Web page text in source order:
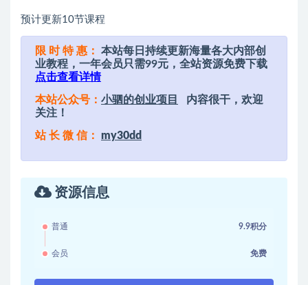
预计更新10节课程
限 时 特 惠：
本站每日持续更新海量各大内部创
业教程，一年会员只需99元，全站资源免费下载
点击查看详情
本站公众号： 小驷的创业项目
内容很干，欢迎
关注！
站 长 微 信： my30dd
资源信息
普通 9.9积分
会员 免费